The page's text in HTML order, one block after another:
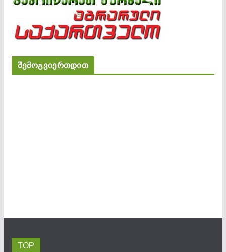
შემოგვიერთდით
TOP